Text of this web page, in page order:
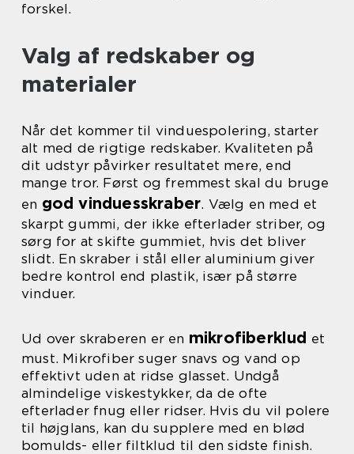
forskel.
Valg af redskaber og
materialer
Når det kommer til vinduespolering, starter
alt med de rigtige redskaber. Kvaliteten på
dit udstyr påvirker resultatet mere, end
mange tror. Først og fremmest skal du bruge
en god vinduesskraber. Vælg en med et
skarpt gummi, der ikke efterlader striber, og
sørg for at skifte gummiet, hvis det bliver
slidt. En skraber i stål eller aluminium giver
bedre kontrol end plastik, især på større
vinduer.
Ud over skraberen er en mikrofiberklud et
must. Mikrofiber suger snavs og vand op
effektivt uden at ridse glasset. Undgå
almindelige viskestykker, da de ofte
efterlader fnug eller ridser. Hvis du vil polere
til højglans, kan du supplere med en blød
bomulds- eller filtklud til den sidste finish.